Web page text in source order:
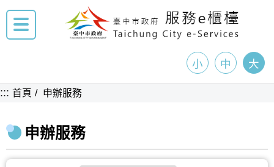
小 中 大
::: 首頁 申辦服務
申辦服務